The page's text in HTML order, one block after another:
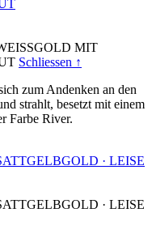
MIT
Schliessen ↑
zum Andenken an den
strahlt, besetzt mit einem
Farbe River.
· LEISE
· LEISE